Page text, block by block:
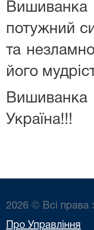
потужний
та
його
Вишиванка
Україна!!!
2026 © Всі права
Про Управління